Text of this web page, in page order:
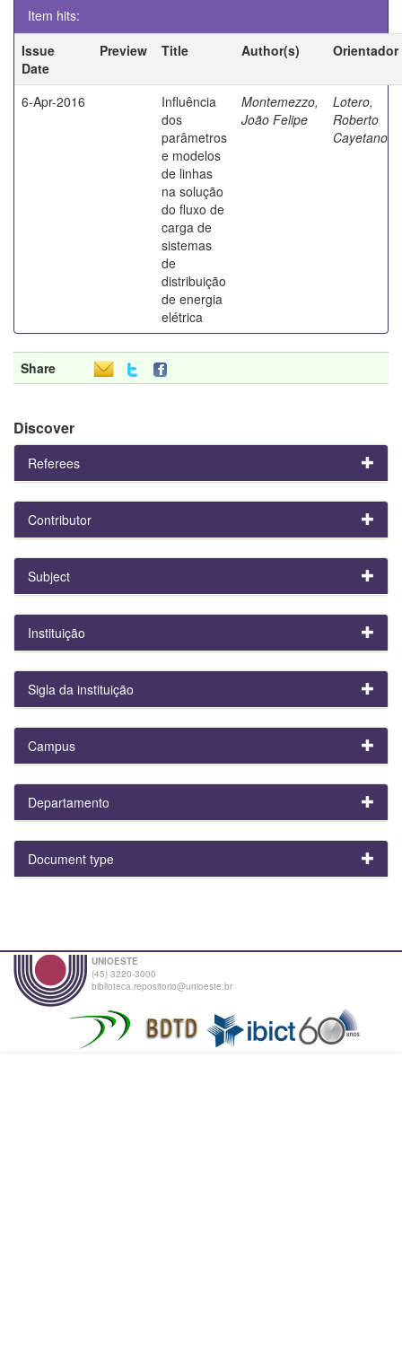
Item hits:
Issue
Date
Preview Title Author(s) Orientador
6-Apr-2016
Influência
dos
parâmetros
e modelos
de linhas
na solução
do fluxo de
carga de
sistemas
de
distribuição
de energia
elétrica
Montemezzo,
João Felipe
Lotero,
Roberto
Cayetano
Share
Discover
Referees
Contributor
Subject
Instituição
Sigla da instituição
Campus
Departamento
Document type
UNIOESTE
(45) 3220-3000
biblioteca.repositorio@unioeste.br